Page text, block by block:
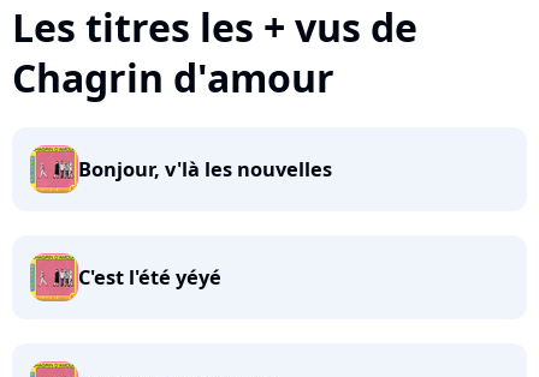
Les titres les + vus de
Chagrin d'amour
Bonjour, v'là les nouvelles
C'est l'été yéyé